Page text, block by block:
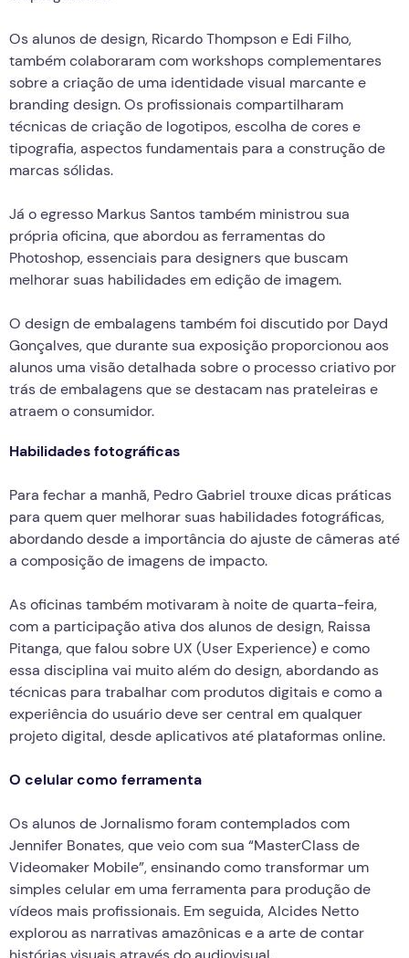
Os alunos de design, Ricardo Thompson e Edi Filho,
também colaboraram com workshops complementares
sobre a criação de uma identidade visual marcante e
branding design. Os profissionais compartilharam
técnicas de criação de logotipos, escolha de cores e
tipografia, aspectos fundamentais para a construção de
marcas sólidas.
Já o egresso Markus Santos também ministrou sua
própria oficina, que abordou as ferramentas do
Photoshop, essenciais para designers que buscam
melhorar suas habilidades em edição de imagem.
O design de embalagens também foi discutido por Dayd
Gonçalves, que durante sua exposição proporcionou aos
alunos uma visão detalhada sobre o processo criativo por
trás de embalagens que se destacam nas prateleiras e
atraem o consumidor.
Habilidades fotográficas
Para fechar a manhã, Pedro Gabriel trouxe dicas práticas
para quem quer melhorar suas habilidades fotográficas,
abordando desde a importância do ajuste de câmeras até
a composição de imagens de impacto.
As oficinas também motivaram à noite de quarta-feira,
com a participação ativa dos alunos de design, Raissa
Pitanga, que falou sobre UX (User Experience) e como
essa disciplina vai muito além do design, abordando as
técnicas para trabalhar com produtos digitais e como a
experiência do usuário deve ser central em qualquer
projeto digital, desde aplicativos até plataformas online.
O celular como ferramenta
Os alunos de Jornalismo foram contemplados com
Jennifer Bonates, que veio com sua “MasterClass de
Videomaker Mobile”, ensinando como transformar um
simples celular em uma ferramenta para produção de
vídeos mais profissionais. Em seguida, Alcides Netto
explorou as narrativas amazônicas e a arte de contar